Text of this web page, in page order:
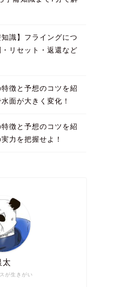
知識】フライングにつ
リセット・返還など
徴と予想のコツを紹
面が大きく変化！
徴と予想のコツを紹
力を把握せよ！
が生きがい
太